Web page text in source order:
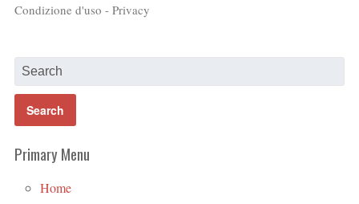
Condizione d'uso - Privacy
Primary Menu
Home